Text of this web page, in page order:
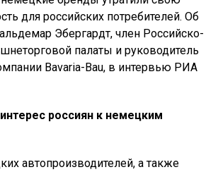
для российских потребителей. Об
Эбергардт, член Российско-
палаты и руководитель
Bavaria-Bau, в интервью РИА
россиян к немецким
автопроизводителей, а также